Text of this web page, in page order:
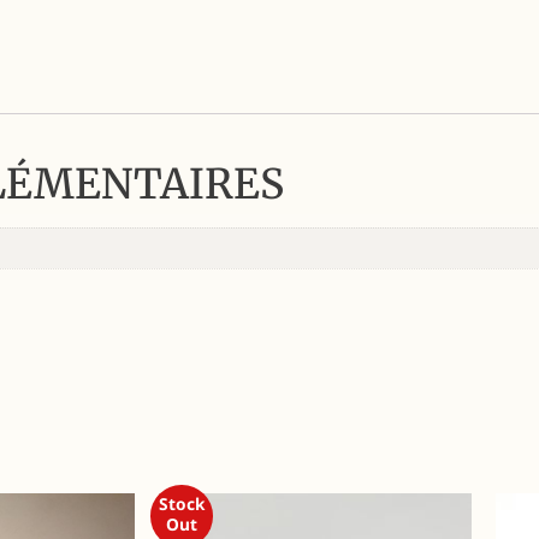
Stock
Out